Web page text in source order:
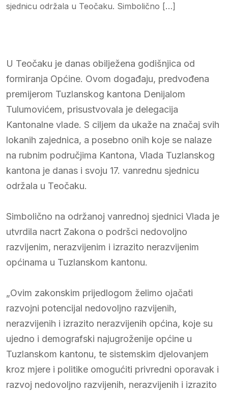
sjednicu održala u Teočaku. Simbolično […]
U Teočaku je danas obilježena godišnjica od
formiranja Općine. Ovom događaju, predvođena
premijerom Tuzlanskog kantona Denijalom
Tulumovićem, prisustvovala je delegacija
Kantonalne vlade. S ciljem da ukaže na značaj svih
lokanih zajednica, a posebno onih koje se nalaze
na rubnim područjima Kantona, Vlada Tuzlanskog
kantona je danas i svoju 17. vanrednu sjednicu
održala u Teočaku.
Simbolično na održanoj vanrednoj sjednici Vlada je
utvrdila nacrt Zakona o podršci nedovoljno
razvijenim, nerazvijenim i izrazito nerazvijenim
općinama u Tuzlanskom kantonu.
„Ovim zakonskim prijedlogom želimo ojačati
razvojni potencijal nedovoljno razvijenih,
nerazvijenih i izrazito nerazvijenih općina, koje su
ujedno i demografski najugroženije općine u
Tuzlanskom kantonu, te sistemskim djelovanjem
kroz mjere i politike omogućiti privredni oporavak i
razvoj nedovoljno razvijenih, nerazvijenih i izrazito